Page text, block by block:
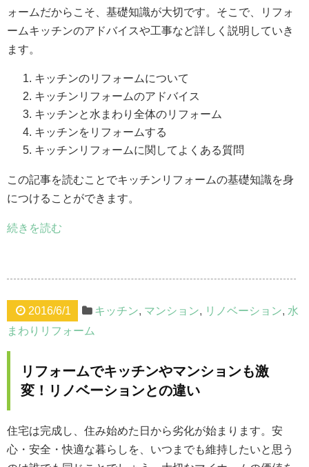
ォームだからこそ、基礎知識が大切です。そこで、リフォ
ームキッチンのアドバイスや工事など詳しく説明していき
ます。
キッチンのリフォームについて
キッチンリフォームのアドバイス
キッチンと水まわり全体のリフォーム
キッチンをリフォームする
キッチンリフォームに関してよくある質問
この記事を読むことでキッチンリフォームの基礎知識を身
につけることができます。
続きを読む
2016/6/1 キッチン, マンション, リノベーション, 水
まわりリフォーム
リフォームでキッチンやマンションも激
変！リノベーションとの違い
住宅は完成し、住み始めた日から劣化が始まります。安
心・安全・快適な暮らしを、いつまでも維持したいと思う